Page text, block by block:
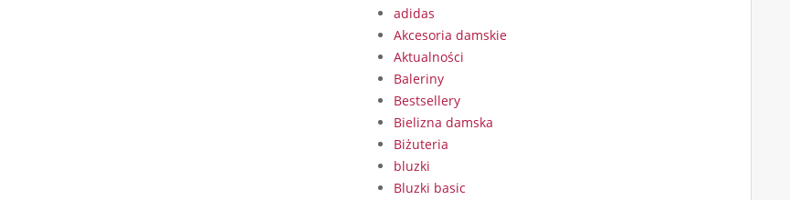
adidas
Akcesoria damskie
Aktualności
Baleriny
Bestsellery
Bielizna damska
Biżuteria
bluzki
Bluzki basic